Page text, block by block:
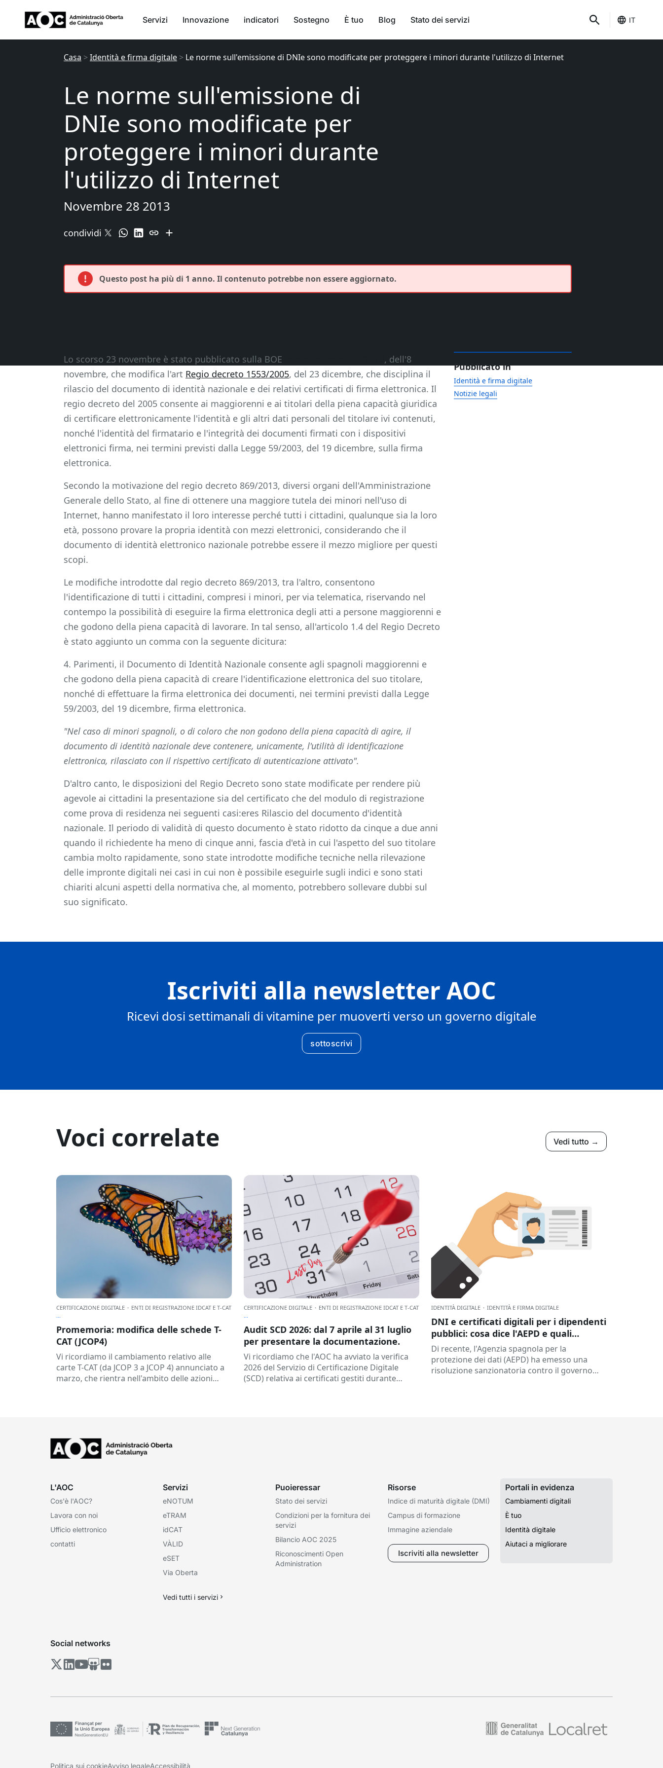
Servizi Innovazione indicatori Sostegno È tuo Blog Stato dei servizi IT
Casa >Identità e firma digitale > Le norme sull'emissione di DNIe sono modificate per proteggere i minori durante l'utilizzo di Internet
Le norme sull'emissione di
DNIe sono modificate per
proteggere i minori durante
l'utilizzo di Internet
Novembre 28 2013
condividi
Questo post ha più di 1 anno. Il contenuto potrebbe non essere aggiornato.
Lo scorso 23 novembre è stato pubblicato sulla BOE
, dell'8
novembre, che modifica l'art Regio decreto 1553/2005, del 23 dicembre, che disciplina il
rilascio del documento di identità nazionale e dei relativi certificati di firma elettronica. Il
regio decreto del 2005 consente ai maggiorenni e ai titolari della piena capacità giuridica
di certificare elettronicamente l'identità e gli altri dati personali del titolare ivi contenuti,
nonché l'identità del firmatario e l'integrità dei documenti firmati con i dispositivi
elettronici firma, nei termini previsti dalla Legge 59/2003, del 19 dicembre, sulla firma
elettronica.
Secondo la motivazione del regio decreto 869/2013, diversi organi dell'Amministrazione
Generale dello Stato, al fine di ottenere una maggiore tutela dei minori nell'uso di
Internet, hanno manifestato il loro interesse perché tutti i cittadini, qualunque sia la loro
età, possono provare la propria identità con mezzi elettronici, considerando che il
documento di identità elettronico nazionale potrebbe essere il mezzo migliore per questi
scopi.
Le modifiche introdotte dal regio decreto 869/2013, tra l'altro, consentono
l'identificazione di tutti i cittadini, compresi i minori, per via telematica, riservando nel
contempo la possibilità di eseguire la firma elettronica degli atti a persone maggiorenni e
che godono della piena capacità di lavorare. In tal senso, all'articolo 1.4 del Regio Decreto
è stato aggiunto un comma con la seguente dicitura:
4. Parimenti, il Documento di Identità Nazionale consente agli spagnoli maggiorenni e
che godono della piena capacità di creare l'identificazione elettronica del suo titolare,
nonché di effettuare la firma elettronica dei documenti, nei termini previsti dalla Legge
59/2003, del 19 dicembre, firma elettronica.
"Nel caso di minori spagnoli, o di coloro che non godono della piena capacità di agire, il
documento di identità nazionale deve contenere, unicamente, l'utilità di identificazione
elettronica, rilasciato con il rispettivo certificato di autenticazione attivato".
D'altro canto, le disposizioni del Regio Decreto sono state modificate per rendere più
agevole ai cittadini la presentazione sia del certificato che del modulo di registrazione
come prova di residenza nei seguenti casi:eres Rilascio del documento d'identità
nazionale. Il periodo di validità di questo documento è stato ridotto da cinque a due anni
quando il richiedente ha meno di cinque anni, fascia d'età in cui l'aspetto del suo titolare
cambia molto rapidamente, sono state introdotte modifiche tecniche nella rilevazione
delle impronte digitali nei casi in cui non è possibile eseguirle sugli indici e sono stati
chiariti alcuni aspetti della normativa che, al momento, potrebbero sollevare dubbi sul
suo significato.
Pubblicato in
Identità e firma digitale
Notizie legali
Iscriviti alla newsletter AOC
Ricevi dosi settimanali di vitamine per muoverti verso un governo digitale
sottoscrivi
Voci correlate Vedi tutto →
CERTIFICAZIONE DIGITALE · ENTI DI REGISTRAZIONE IDCAT E T-CAT
Promemoria: modifica delle schede T-
CAT (JCOP4)
Vi ricordiamo il cambiamento relativo alle
carte T-CAT (da JCOP 3 a JCOP 4) annunciato a
marzo, che rientra nell'ambito delle azioni
CERTIFICAZIONE DIGITALE · ENTI DI REGISTRAZIONE IDCAT E T-CAT
Audit SCD 2026: dal 7 aprile al 31 luglio
per presentare la documentazione.
Vi ricordiamo che l'AOC ha avviato la verifica
2026 del Servizio di Certificazione Digitale
(SCD) relativa ai certificati gestiti durante
IDENTITÀ DIGITALE · IDENTITÀ E FIRMA DIGITALE
DNI e certificati digitali per i dipendenti
pubblici: cosa dice l'AEPD e quali
implicazioni ha per le amministrazioni?
Di recente, l'Agenzia spagnola per la
protezione dei dati (AEPD) ha emesso una
risoluzione sanzionatoria contro il governo
L'AOC
Cos'è l'AOC?
Lavora con noi
Ufficio elettronico
contatti
Servizi
eNOTUM
eTRAM
idCAT
VÀLID
eSET
Via Oberta
Vedi tutti i servizi
Puoieressar
Stato dei servizi
Condizioni per la fornitura dei
servizi
Bilancio AOC 2025
Riconoscimenti Open
Administration
Risorse
Indice di maturità digitale (DMI)
Campus di formazione
Immagine aziendale
Iscriviti alla newsletter
Portali in evidenza
Cambiamenti digitali
È tuo
Identità digitale
Aiutaci a migliorare
Social networks
Politica sui cookieAvviso legaleAccessibilità